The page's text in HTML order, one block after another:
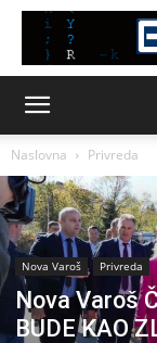
Naslovna Privreda
Nova Varoš Privreda
Nova Varoš
BUDE KAO